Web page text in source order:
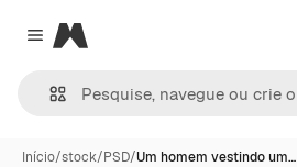
Close menu
Magnific
Início/stock/PSD/Um homem vestindo um…